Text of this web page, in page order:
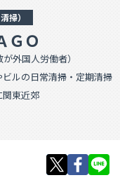
掃）
ＧＯ
外国人労働者）
ルの日常清掃・定期清掃
東近郊